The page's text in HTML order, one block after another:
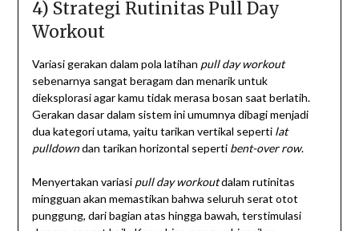
4) Strategi Rutinitas Pull Day
Workout
Variasi gerakan dalam pola latihan pull day workout
sebenarnya sangat beragam dan menarik untuk
dieksplorasi agar kamu tidak merasa bosan saat berlatih.
Gerakan dasar dalam sistem ini umumnya dibagi menjadi
dua kategori utama, yaitu tarikan vertikal seperti lat
pulldowndan tarikan horizontal seperti bent-over row.
Menyertakan variasi pull day workoutdalam rutinitas
mingguan akan memastikan bahwa seluruh serat otot
punggung, dari bagian atas hingga bawah, terstimulasi